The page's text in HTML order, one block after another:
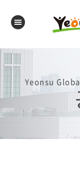
Yeonsu